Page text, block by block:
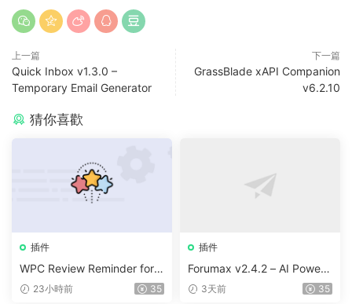
上一篇
Quick Inbox v1.3.0 –
Temporary Email Generator
下一篇
GrassBlade xAPI Companion
v6.2.10
猜你喜歡
插件
WPC Review Reminder for
WooCommerce v1.0.4
23小時前 35
插件
Forumax v2.4.2 – AI Powere
d Advanced Community For
3天前 35